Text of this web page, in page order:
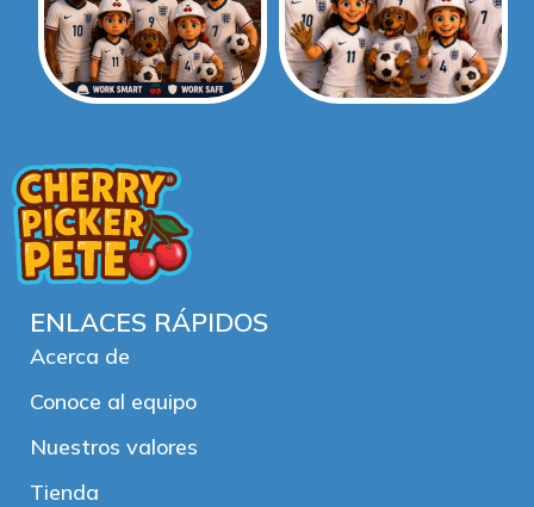
ENLACES RÁPIDOS
Acerca de
Conoce al equipo
Nuestros valores
Tienda